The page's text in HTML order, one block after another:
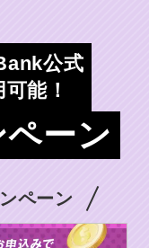
公式
能！
ーン
ペーン